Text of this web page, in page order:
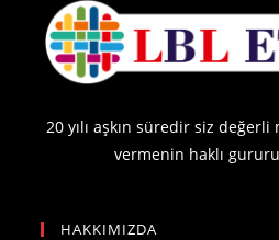
20 yılı aşkın süredir siz
vermenin haklı
HAKKIMIZDA